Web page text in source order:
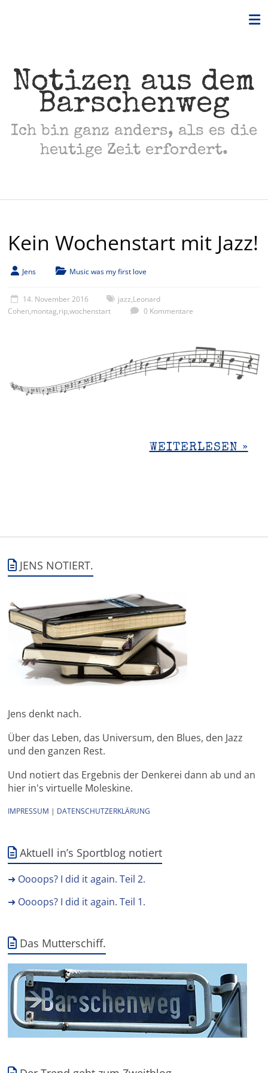
Notizen aus dem
Barschenweg
Ich bin ganz anders, als es die
heutige Zeit erfordert.
Kein Wochenstart mit Jazz!
Jens Music was my first love
14. November 2016 jazz,Leonard
Cohen,montag,rip,wochenstart 0 Kommentare
WEITERLESEN »
JENS NOTIERT.
Jens denkt nach.
Über das Leben, das Universum, den Blues, den Jazz
und den ganzen Rest.
Und notiert das Ergebnis der Denkerei dann ab und an
hier in's virtuelle Moleskine.
IMPRESSUM | DATENSCHUTZERKLÄRUNG
Aktuell in’s Sportblog notiert
➜ Oooops? I did it again. Teil 2.
➜ Oooops? I did it again. Teil 1.
Das Mutterschiff.